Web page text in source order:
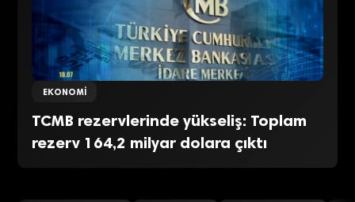
EKONOMI
TCMB rezervlerinde yükseliş: Toplam
rezerv 164,2 milyar dolara çıktı